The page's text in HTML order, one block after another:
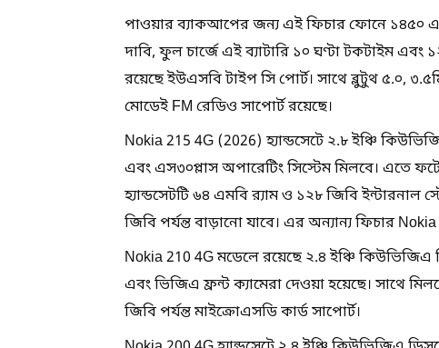
পাওয়ার ব্যাকআপের জন্য এই ফিচার ফোনে ১৪৫০
দাবি, ফুল চার্জে এই ব্যাটারি ১০ ঘণ্টা টকটাইম এবং
রয়েছে ইউএসবি টাইপ সি পোর্ট। সাথে ব্লুটুথ ৫.০,
মোডেই FM রেডিও সাপোর্ট রয়েছে।
Nokia 215 4G (2026) হ্যান্ডসেটে ২.৮ ইঞ্চি
এবং এস৩০প্লাস অপারেটিং সিস্টেম মিলবে। এতে
হ্যান্ডসেটটি ৬৪ এমবি র‌্যাম ও ১২৮ জিবি
জিবি পর্যন্ত বাড়ানো যাবে। এর অন্যান্য ফিচার
Nokia 210 4G মডেলে রয়েছে ২.৪ ইঞ্চি কিউভিজিএ
এবং ভিজিএ ফ্রন্ট ক্যামেরা দেওয়া হয়েছে। সাথে
জিবি পর্যন্ত মাইক্রোএসডি কার্ড সাপোর্ট।